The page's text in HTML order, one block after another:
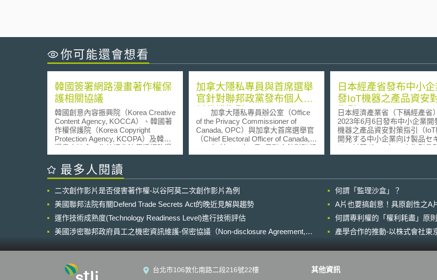
你可能還會想看
韓國簽署網路漫畫著作權保
護相關協議
韓國創意內容振興院（Korea Creative
Content Agency, KOCCA）、韓國著
作權保護院（Korea Copyright
Protection Agency, KCOPA）及韓國
漫畫家協會，為杜絕非法傳播網路漫
畫，營造網路漫畫著作權保護環境，
保護網路漫畫著作權，已於2023年3
月10日宣布與相關機構簽署協議，創
路漫畫消費文化。 根據2022年發佈之
《2022年上半年內容產業趨勢分析報
告》顯示，2022年上半年，網路動漫
內容產業出口金額比2021年增長
27.9%，約 5600 萬美元（725 億韓
元），相關產業正穩定增長中。然
市場規模卻比起2021年增長53%，達
到8427億韓元，表明非法發行造成的
損失規模正在迅速擴大。 依據網路漫
加拿大隱私專員與首席選舉
官針對聯邦政黨發布個人資
料保護指引
加拿大隱私專員辦公室（Office
of the Privacy Commissioner of
Canada, OPC）與加拿大首席選舉官
（Chief Electoral Officer of Canada,
CEO）於2019年4月1日聯合針對聯邦
政黨發布個人資料保護管理之指引
（Canada Elections Act, CEA）僅概
括規範政黨須制定隱私政策，以保護
選民之個人資料，惟其卻未有具體法
規制度落實。對此加拿大隱私專員辦
公室認為政黨必須提出具體隱私政策
來履行其法律義務。 現行加拿大
公布隱私政策，並提交給加拿大選務
政策變更，必須通知首席選舉官，且
日本經產省發布中小
發IoT機器之產品資安
指引
日本經濟產業省（下稱經產省
2023年6月6日發布中小企業開
機器之產品資安對策指引（
開発する中小企業向け製品セ
ティ対策ガイド），本指引彙
應該優先推動IoT機器資安對
制定資安政策，進行教育宣導
實際需求修正調整。 2.建立適當的資
安政策體制：確立實施資安政
之人員及組織，明確其職務及
3.指定IoT機器應遵守之資安事
預測風險：決定IoT機器的預
後，指定IoT機器應遵守之資
之資安事項及預測風險，進行
最多人閱讀
二次創作影片是否侵害著作權-以谷阿莫二次創作影片為例
何謂「監理沙盒」？
美國聯邦法院有關Defend Trade Secrets Act的晚近見解與趨勢
A片也要搞創意！具原創性之A
運作技術成熟度(Technology Readiness Level)進行技術評估
何謂專利權的「權利耗盡」原
美國涉密聯邦政府員工之機密資訊維護-保密協議（Non-disclosure Agreement,
產學合作的推動-以株式會社東
台北市106敦化南路二段216號22樓
其他資訊